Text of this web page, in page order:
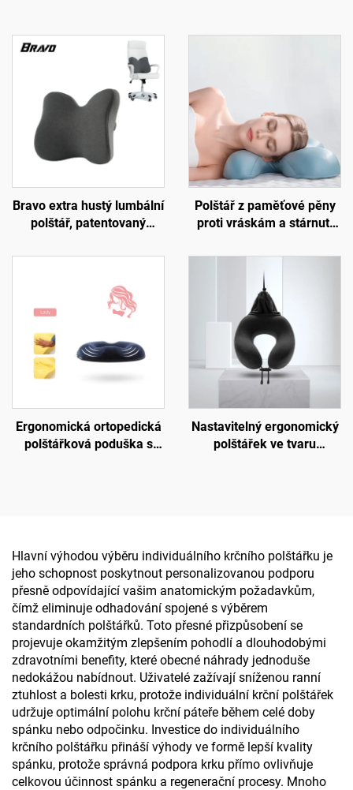
Bravo extra hustý lumbální
polštář, patentovaný
polštář pro podporu
Polštář z paměťové pěny
proti vráskám a stárnutí
boku a podporu krku,
krásný spánkový polštář,
polštář z paměťové pěny
H14
Ergonomická ortopedická
polštářková poduška s
Nastavitelný ergonomický
polštářek ve tvaru
Hlavní výhodou výběru individuálního krčního polštářku je
jeho schopnost poskytnout personalizovanou podporu
přesně odpovídající vašim anatomickým požadavkům,
čímž eliminuje odhadování spojené s výběrem
standardních polštářků. Toto přesné přizpůsobení se
projevuje okamžitým zlepšením pohodlí a dlouhodobými
zdravotními benefity, které obecné náhrady jednoduše
nedokážou nabídnout. Uživatelé zažívají sníženou ranní
ztuhlost a bolesti krku, protože individuální krční polštářek
udržuje optimální polohu krční páteře během celé doby
spánku nebo odpočinku. Investice do individuálního
krčního polštářku přináší výhody ve formě lepší kvality
spánku, protože správná podpora krku přímo ovlivňuje
celkovou účinnost spánku a regenerační procesy. Mnoho